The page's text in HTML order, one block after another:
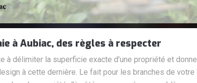
à Aubiac, des règles à respecter
à délimiter la superficie exacte d’une propriété et donne
à cette dernière. Le fait pour les branches de votre